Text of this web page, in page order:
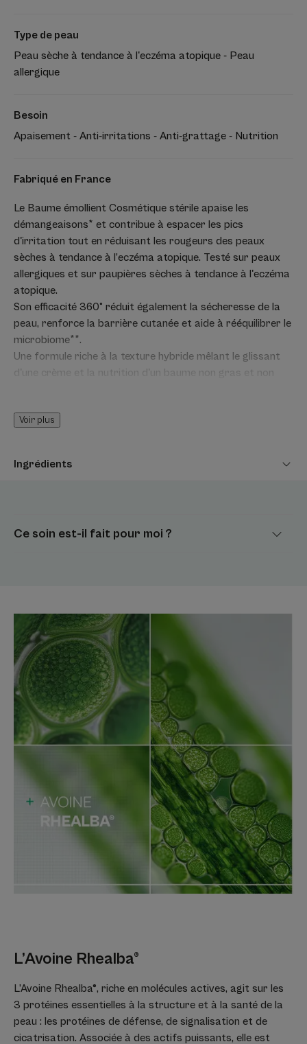
Type de peau
Peau sèche à tendance à l'eczéma atopique - Peau
allergique
Besoin
Apaisement - Anti-irritations - Anti-grattage - Nutrition
Fabriqué en France
Le Baume émollient Cosmétique stérile apaise les
démangeaisons* et contribue à espacer les pics
d'irritation tout en réduisant les rougeurs des peaux
sèches à tendance à l’eczéma atopique. Testé sur peaux
allergiques et sur paupières sèches à tendance à l'eczéma
atopique.
Son efficacité 360° réduit également la sécheresse de la
peau, renforce la barrière cutanée et aide à rééquilibrer le
microbiome**.
Une formule riche à la texture hybride mêlant le glissant
d'une crème et la nutrition d'un baume non gras et non
plantules d'Avoine Rhealba à 95 % d’ingrédients d’origine
application dès la naissance. Un geste quotidien, ciblé et
l’eczéma atopique : Emollient PLUS***.
Avoine Rhealba® issue de l’agriculture biologique.
Info Vegan : sans ingrédient d’origine animale.
LE MOT DE L’EXPERT
Un soin émollient est encore plus
efficace si vous avez utilisé un
produit d'hygiène adapté comme le
Gel moussant émollient sans
parfum.
Soin naturel émollient triplement apaisant et sans
conservateurs, utilisable dès la naissance. Efficace à 360°,
le baume émollient cosmétique stérile anti-grattage,
apaise, nourrit la peau et renforce la barrière cutanée en
Voir plus
Ingrédients
Ce soin est-il fait pour moi ?
L’Avoine Rhealba®
L’Avoine Rhealba®, riche en molécules actives, agit sur les
3 protéines essentielles à la structure et à la santé de la
peau : les protéines de défense, de signalisation et de
cicatrisation. Associée à des actifs puissants, elle est